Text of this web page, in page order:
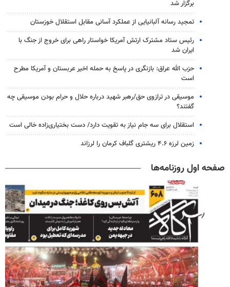
برگزار شد
تمجید رسانه آلبانیایی از عملکرد آسانی مقابل استقلال خوزستان
رئیس ستاد مشترک ارتش آمریکا خواستار راهی برای خروج از جنگ با
ایران شد
حزب الله عراق: بازنگری در پاسخ به حمله اخیر عربستان و آمریکا مطرح
است
موسیقی در ترازوی حق/رهبر شهید درباره حلال و حرام بودن موسیقی چه
گفتند؟
استقلال برای سه جام نیاز به تقویت دارد/ دست بختیاری‌زاده خالی است
زمین لرزه ۴.۶ ریشتری گلباف کرمان را لرزاند
صفحه اول روزنامه‌ها